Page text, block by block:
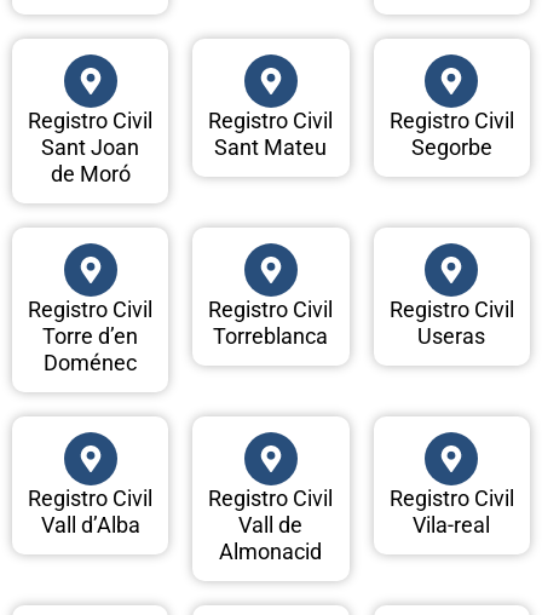
Registro Civil
Sant Joan
de Moró
Registro Civil
Sant Mateu
Registro Civil
Segorbe
Registro Civil
Torre d’en
Doménec
Registro Civil
Torreblanca
Registro Civil
Useras
Registro Civil
Vall d’Alba
Registro Civil
Vall de
Almonacid
Registro Civil
Vila-real